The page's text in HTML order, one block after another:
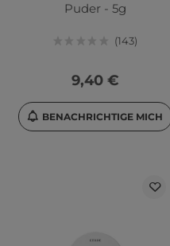
Puder - 5g
143
9,40 €
BENACHRICHTIGE MICH